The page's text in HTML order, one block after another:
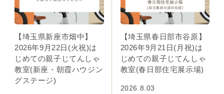
【埼玉県新座市畑中】
2026年9月22日(火祝)は
じめての親子じてんしゃ
教室(新座・朝霞ハウジン
グステージ)
【埼玉県春日部市谷原】
2026年9月21日(月祝)は
じめての親子じてんしゃ
教室(春日部住宅展示場)
2026.8.03